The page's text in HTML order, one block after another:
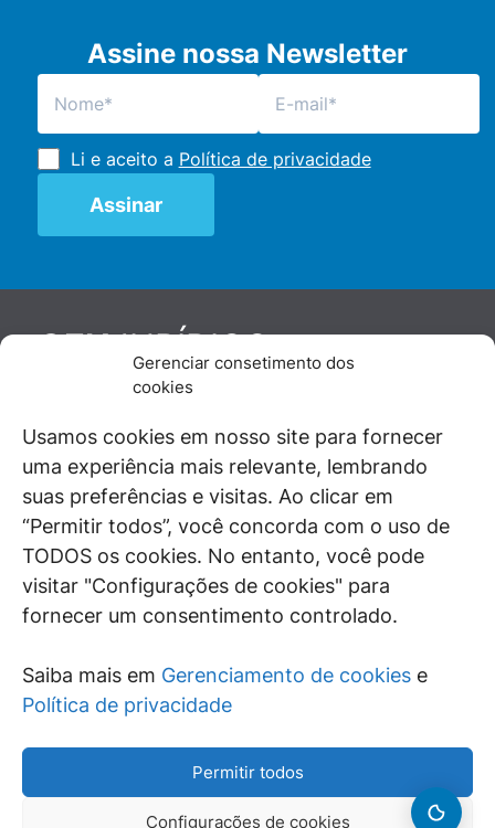
Gerenciar consetimento dos
cookies
Usamos cookies em nosso site para fornecer
uma experiência mais relevante, lembrando
suas preferências e visitas. Ao clicar em
“Permitir todos”, você concorda com o uso de
TODOS os cookies. No entanto, você pode
visitar "Configurações de cookies" para
fornecer um consentimento controlado.
Saiba mais em Gerenciamento de cookies e
Política de privacidade
Permitir todos
Configurações de cookies
Assine nossa Newsletter
Li e aceito a Política de privacidade
GENJURÍDICO
De maneira independente, os autores e
juristas e doutrinadores nacionais, se posicionam
diante de questões relevantes do cotidiano e
universo jurídico.
SIGA